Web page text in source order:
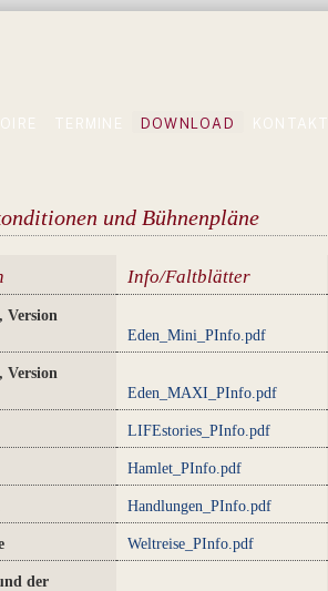
TERMINE DOWNLOAD KONTAKT
und Bühnenpläne
Info/Faltblätter
Version
Eden_Mini_PInfo.pdf
Version
Eden_MAXI_PInfo.pdf
LIFEstories_PInfo.pdf
Hamlet_PInfo.pdf
Handlungen_PInfo.pdf
Weltreise_PInfo.pdf
der